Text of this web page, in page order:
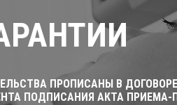
ПРОПИСАНЫ В ДОГОВОРЕ
ПОДПИСАНИЯ АКТА ПРИЕМА-